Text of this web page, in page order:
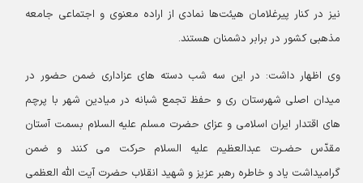
نیز در کنار پیرغلامان هیئت‌ها نمادی از اراده معنوی و اجتماعی جامعه
مذهبی کشور در برابر دشمنان هستند.
وی اظهار داشت: در این سه شب دسته های عزاداری ضمن حضور در
میدان اصلی شهرستان ری و حفظ تجمع شبانه در میادین شهر با پرچم
های اقتدار ایران اسلامی و عزای حضرت مسلم علیه السلام بسمت آستان
مقدّس حضـرت عبدالعظیم علیه السلام حرکت می کنند و ضمن
گرامیداشت یاد و خاطره رهبر عزیز و شهید انقلاب حضرت آیت الله العظمی